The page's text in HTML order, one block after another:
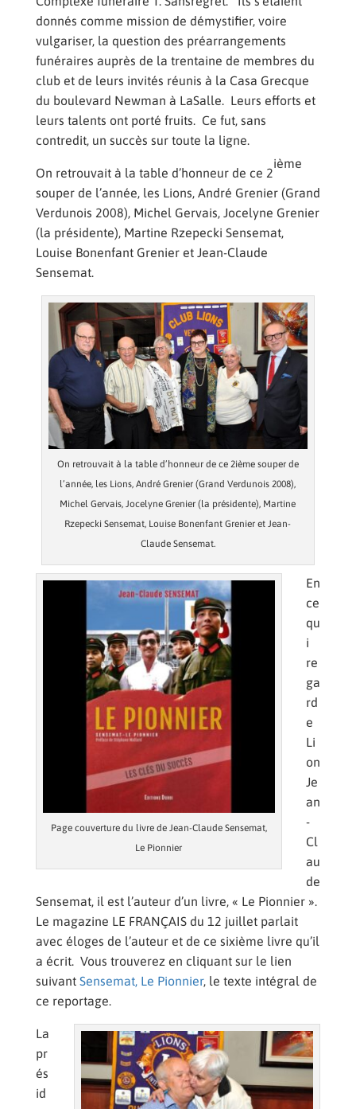
donnés comme mission de démystifier, voire
vulgariser, la question des préarrangements
funéraires auprès de la trentaine de membres du
club et de leurs invités réunis à la Casa Grecque
du boulevard Newman à LaSalle. Leurs efforts et
leurs talents ont porté fruits. Ce fut, sans
contredit, un succès sur toute la ligne.
On retrouvait à la table d’honneur de ce 2
ième
souper de l’année, les Lions, André Grenier (Grand
Verdunois 2008), Michel Gervais, Jocelyne Grenier
(la présidente), Martine Rzepecki Sensemat,
Louise Bonenfant Grenier et Jean-Claude
Sensemat.
On retrouvait à la table d’honneur de ce 2ième souper de
l’année, les Lions, André Grenier (Grand Verdunois 2008),
Michel Gervais, Jocelyne Grenier (la présidente), Martine
Rzepecki Sensemat, Louise Bonenfant Grenier et Jean-
Claude Sensemat.
Page couverture du livre de Jean-Claude Sensemat,
Le Pionnier
En
ce
qu
i
re
ga
rd
e
Li
on
Je
an
-
Cl
au
de
Sensemat, il est l’auteur d’un livre, « Le Pionnier ».
Le magazine LE FRANÇAIS du 12 juillet parlait
avec éloges de l’auteur et de ce sixième livre qu’il
a écrit. Vous trouverez en cliquant sur le lien
suivant Sensemat, Le Pionnier, le texte intégral de
ce reportage.
La
pr
és
id